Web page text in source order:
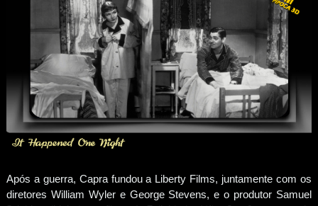
Após a guerra, Capra fundou a Liberty Films, juntamente com os
diretores William Wyler e George Stevens, e o produtor Samuel